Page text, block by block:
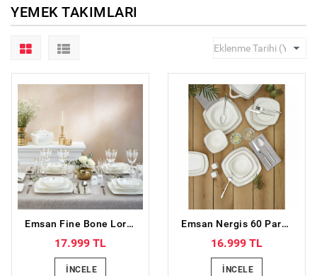
YEMEK TAKIMLARI
Emsan Fine Bone Lorella Gold 61 Parça 12 Kişilik Yemek Takımı
17.999 TL
İNCELE
Emsan Nergis 60 Parça 12 Kişilik Porselen Yemek Takımı
16.999 TL
İNCELE